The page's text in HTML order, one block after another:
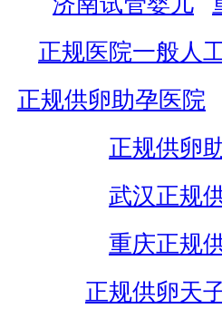
正规医院一般人
正规供卵助孕医院
正规供卵
武汉正规
重庆正规
正规供卵天